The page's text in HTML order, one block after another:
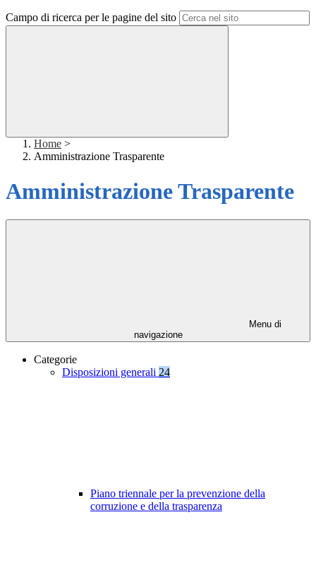
Campo di ricerca per le pagine del sito
Home >
Amministrazione Trasparente
Amministrazione Trasparente
Menu di
navigazione
Categorie
Disposizioni generali 24
Piano triennale per la prevenzione della
corruzione e della trasparenza